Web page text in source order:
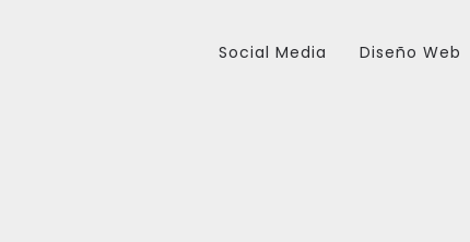
Social Media Diseño Web